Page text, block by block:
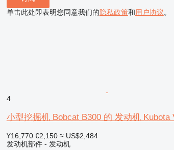
单击此处即表明您同意我们的隐私政策和用户协议。
4
小型挖掘机 Bobcat B300 的 发动机 Kubota
¥16,770 €2,150 ≈ US$2,484
发动机部件 - 发动机